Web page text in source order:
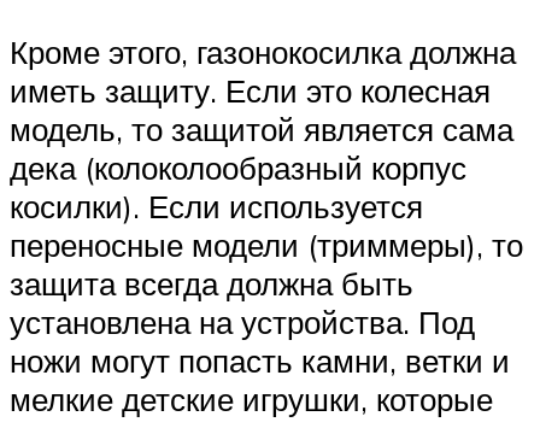
Кроме этого, газонокосилка должна
иметь защиту. Если это колесная
модель, то защитой является сама
дека (колоколообразный корпус
косилки). Если используется
переносные модели (триммеры), то
защита всегда должна быть
установлена на устройства. Под
ножи могут попасть камни, ветки и
мелкие детские игрушки, которые